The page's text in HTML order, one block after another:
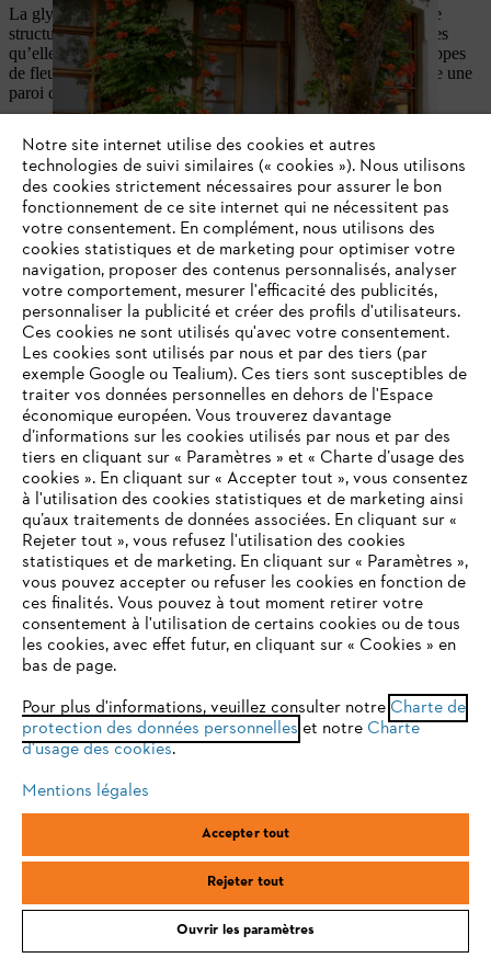
La glycine, qui pousse rapidement et fortement, a besoin d’une
structure robuste. Certaines ont des branches tellement massives
qu’elles écrasent les gouttières. En mai et juin, l’odeur des grappes
de fleurs bleu-violet attire les abeilles. La glycine forme ensuite une
paroi de feuilles dense jusqu’à l’automne.
8 à 10 m de haut
grandit de 100 à 150 cm par an
Emplacement : au soleil et à l’abri du vent
Grappes de 30 cm
Protection hivernale nécessaire durant les premières années
La glycine a besoin d’un treillage stable.
En raison de ses fruits, l’akébie est également appelée concombre
grimpant. En avril et mai, cette plante grimpante forme de petites
fleurs mâles roses ainsi que des fleurs femelles un peu plus grandes
de couleur pourpre. Les fruits comestibles en forme de concombre
Plante grimpante à vrilles
Emplacement : soleil à mi-ombre, protégé
Protection hivernale nécessaire les premières années
Feuillage persistant dans des régions au climat doux
Première floraison après 5 ans
VOTRE NAVIGATEUR INTERNET
N'EST PLUS PRIS EN CHARGE
Vous utilisez un navigateur Internet que nous ne prenons plus
en charge, et certaines fonctionnalités de notre site ne
peuvent fonctionner correctement. Pour une utilisation
optimale de notre site, nous vous recommandons de passer à
l'un des navigateurs suivants :
firefox chrome
Notre site internet utilise des cookies et autres
technologies de suivi similaires (« cookies »). Nous utilisons
des cookies strictement nécessaires pour assurer le bon
fonctionnement de ce site internet qui ne nécessitent pas
votre consentement. En complément, nous utilisons des
cookies statistiques et de marketing pour optimiser votre
navigation, proposer des contenus personnalisés, analyser
votre comportement, mesurer l'efficacité des publicités,
personnaliser la publicité et créer des profils d'utilisateurs.
Ces cookies ne sont utilisés qu'avec votre consentement.
Les cookies sont utilisés par nous et par des tiers (par
exemple Google ou Tealium). Ces tiers sont susceptibles de
traiter vos données personnelles en dehors de l'Espace
économique européen. Vous trouverez davantage
d’informations sur les cookies utilisés par nous et par des
tiers en cliquant sur « Paramètres » et « Charte d’usage des
cookies ». En cliquant sur « Accepter tout », vous consentez
à l'utilisation des cookies statistiques et de marketing ainsi
qu’aux traitements de données associées. En cliquant sur «
Rejeter tout », vous refusez l'utilisation des cookies
statistiques et de marketing. En cliquant sur « Paramètres »,
vous pouvez accepter ou refuser les cookies en fonction de
ces finalités. Vous pouvez à tout moment retirer votre
consentement à l'utilisation de certains cookies ou de tous
les cookies, avec effet futur, en cliquant sur « Cookies » en
bas de page.
Pour plus d'informations, veuillez consulter notre Charte de
protection des données personnelles et notre Charte
d'usage des cookies.
Mentions légales
Accepter tout
Rejeter tout
Ouvrir les paramètres